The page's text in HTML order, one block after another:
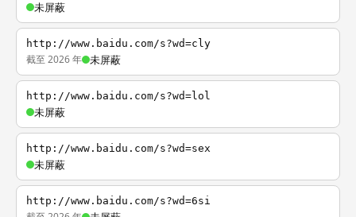
未屏蔽
http://www.baidu.com/s?wd=cly
截至 2026 年 未屏蔽
http://www.baidu.com/s?wd=lol
未屏蔽
http://www.baidu.com/s?wd=sex
未屏蔽
http://www.baidu.com/s?wd=6si